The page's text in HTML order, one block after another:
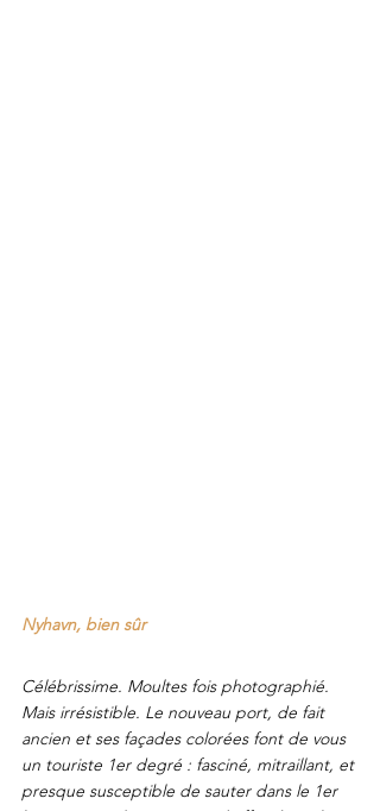
Nyhavn, bien sûr
Célébrissime. Moultes fois photographié.
Mais irrésistible. Le nouveau port, de fait
ancien et ses façades colorées font de vous
un touriste 1er degré : fasciné, mitraillant, et
presque susceptible de sauter dans le 1er